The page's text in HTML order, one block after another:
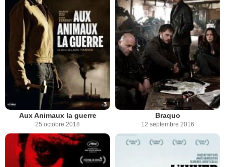
Aux Animaux la guerre
25 octobre 2018
Braquo
12 septembre 2016